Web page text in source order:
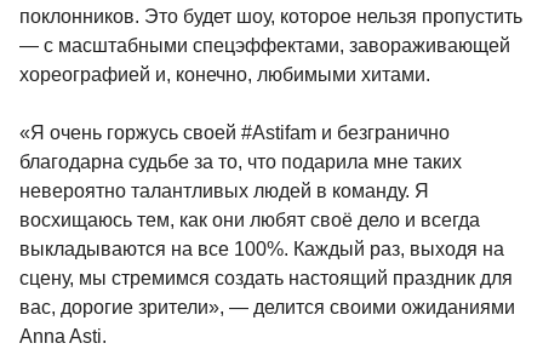
поклонников. Это будет шоу, которое нельзя пропустить
— с масштабными спецэффектами, завораживающей
хореографией и, конечно, любимыми хитами.
«Я очень горжусь своей #Astifam и безгранично
благодарна судьбе за то, что подарила мне таких
невероятно талантливых людей в команду. Я
восхищаюсь тем, как они любят своё дело и всегда
выкладываются на все 100%. Каждый раз, выходя на
сцену, мы стремимся создать настоящий праздник для
вас, дорогие зрители», — делится своими ожиданиями
Anna Asti.